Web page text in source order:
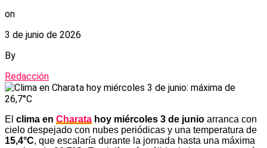
on
3 de junio de 2026
By
Redacción
El clima en Charata hoy miércoles 3 de junio arranca con
cielo despejado con nubes periódicas y una temperatura de
15,4°C, que escalaría durante la jornada hasta una máxima